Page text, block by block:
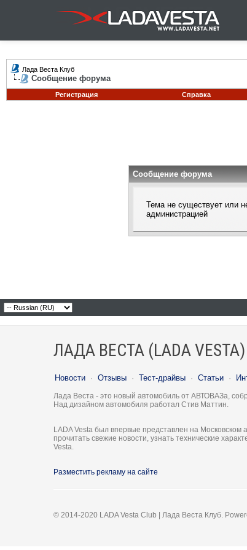
Лада Веста Клуб
Сообщение форума
Регистрация
Справка
Сообщение форума
Тема не существует или
администрацией
ЛАДА ВЕСТА (LADA VESTA)
Новости · Отзывы · Тест-драйвы · Статьи ·
Лада Веста - это новый автомобиль от АВТОВАЗа,
Над дизайном автомобиля работал Стив Маттин.
LADA Vesta был впервые представлен на
прочитать свежие новости, узнать технические
Vesta.
Разместить рекламу на сайте
© 2014-2020 LADA Vesta Club | Лада Веста Клуб.